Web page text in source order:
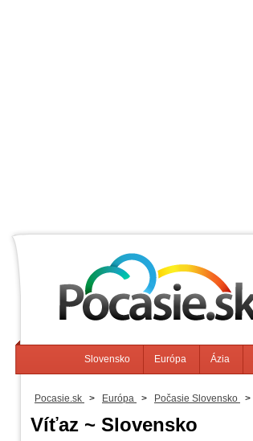
Slovensko Európa Ázia
Pocasie.sk > Európa > Počasie Slovensko >
Víťaz ~ Slovensko